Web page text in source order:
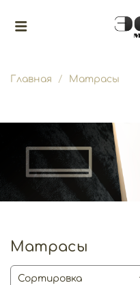
Главная Матрасы
Матрасы